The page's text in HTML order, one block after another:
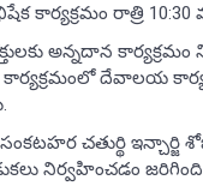
కార్యక్రమం రాత్రి 10:30
అన్నదాన
దేవాలయ
చతుర్థి ఇన్చార్జి
నిర్వహించడం